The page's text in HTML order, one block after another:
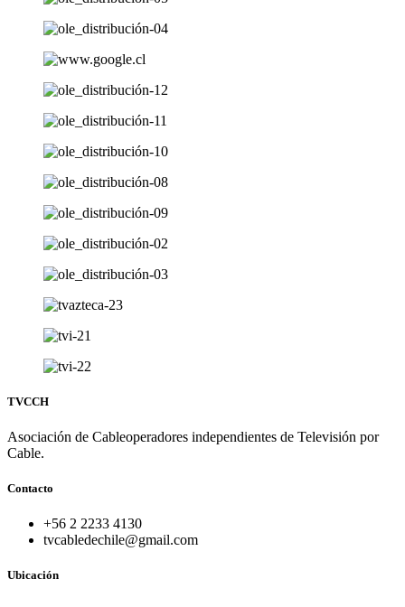
TVCCH
Asociación de Cableoperadores independientes de Televisión por
Cable.
Contacto
+56 2 2233 4130
tvcabledechile@gmail.com
Ubicación